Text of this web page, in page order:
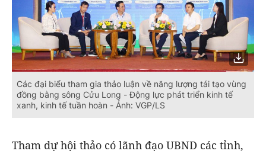
Các đại biểu tham gia thảo luận về năng lượng tái tạo vùng
đồng bằng sông Cửu Long - Động lực phát triển kinh tế
xanh, kinh tế tuần hoàn - Ảnh: VGP/LS
Tham dự hội thảo có lãnh đạo UBND các tỉnh,